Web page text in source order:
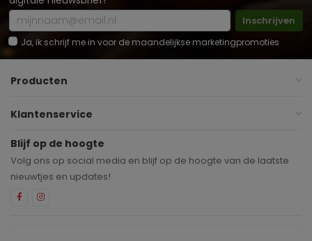
Inschrijven
Ja, ik schrijf me in voor de maandelijkse marketingpromoties
Producten
Klantenservice
Blijf op de hoogte
Volg ons op social media en blijf op de hoogte van de laatste
nieuwtjes en updates!